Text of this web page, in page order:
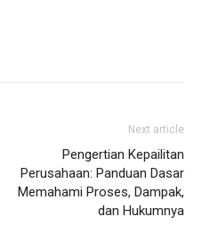
Next article
Pengertian Kepailitan
Perusahaan: Panduan Dasar
Memahami Proses, Dampak,
dan Hukumnya